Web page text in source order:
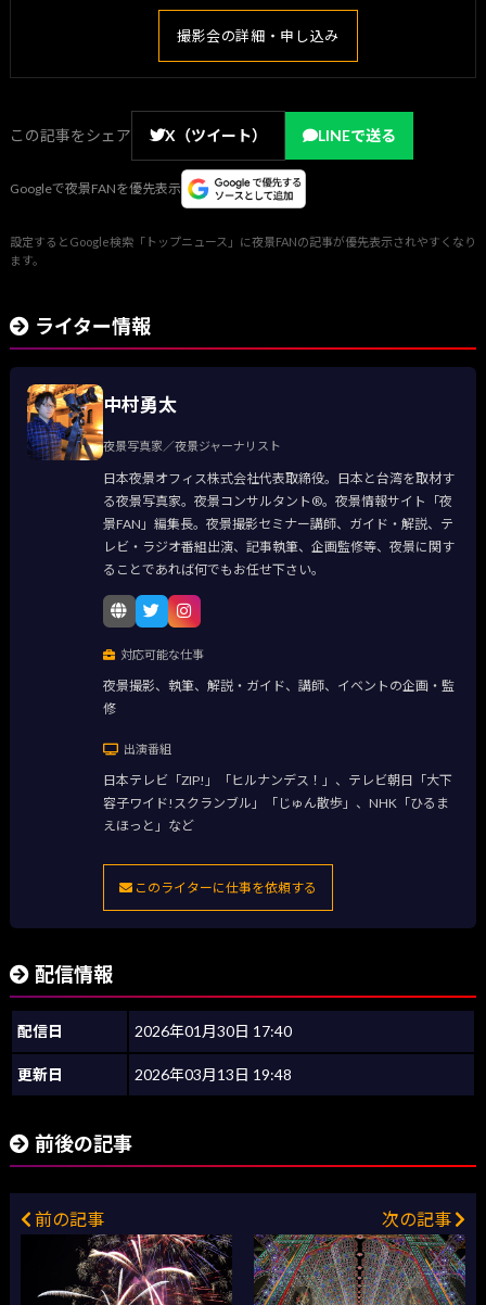
撮影会の詳細・申し込み
この記事をシェア X（ツイート） LINEで送る
Googleで夜景FANを優先表示
設定するとGoogle検索「トップニュース」に夜景FANの記事が優先表示されやすくなり
ます。
ライター情報
中村勇太
夜景写真家／夜景ジャーナリスト
日本夜景オフィス株式会社代表取締役。日本と台湾を取材す
る夜景写真家。夜景コンサルタント®。夜景情報サイト「夜
景FAN」編集長。夜景撮影セミナー講師、ガイド・解説、テ
レビ・ラジオ番組出演、記事執筆、企画監修等、夜景に関す
ることであれば何でもお任せ下さい。
対応可能な仕事
夜景撮影、執筆、解説・ガイド、講師、イベントの企画・監
修
出演番組
日本テレビ「ZIP!」「ヒルナンデス！」、テレビ朝日「大下
容子ワイド!スクランブル」「じゅん散歩」、NHK「ひるま
えほっと」など
このライターに仕事を依頼する
配信情報
配信日 2026年01月30日 17:40
更新日 2026年03月13日 19:48
前後の記事
前の記事 次の記事